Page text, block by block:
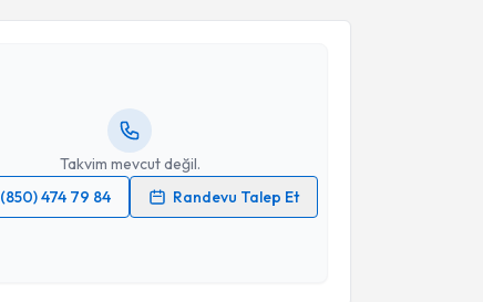
Takvim mevcut değil.
474 79 84
Randevu Talep Et
Talebi